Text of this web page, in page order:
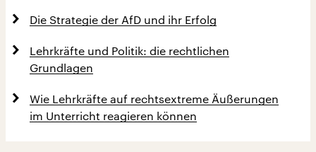
Die Strategie der AfD und ihr Erfolg
Lehrkräfte und Politik: die rechtlichen
Grundlagen
Wie Lehrkräfte auf rechtsextreme Äußerungen
im Unterricht reagieren können